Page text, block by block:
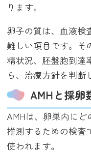
ります。
卵子の質は、血液検
難しい項目です。そ
精状況、胚盤胞到達
ら、治療方針を判断
AMHと採卵
AMHは、卵巣内に
推測するための検査
使われます。